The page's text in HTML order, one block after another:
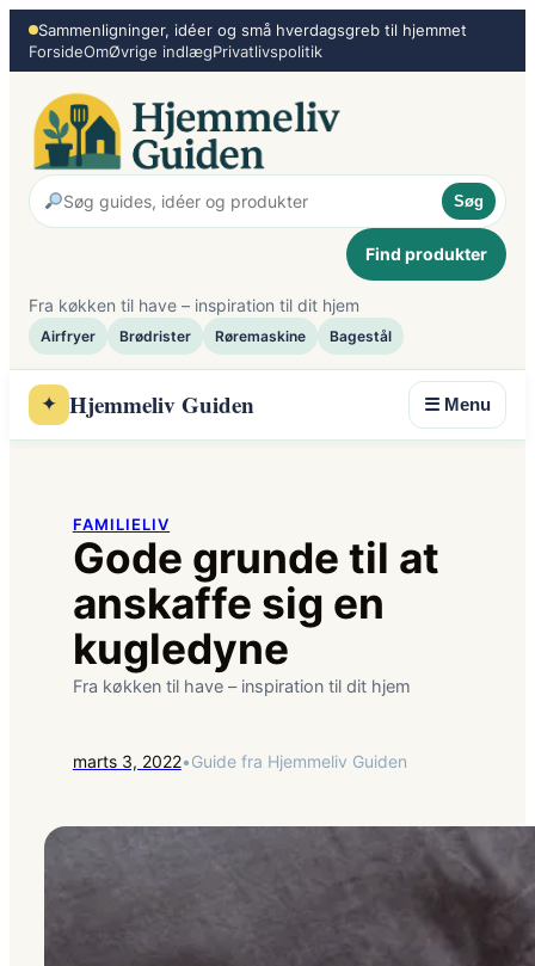
Spring
Sammenligninger, idéer og små hverdagsgreb til hjemmet
ForsideOmØvrige indlægPrivatlivspolitik
Søg
Find produkter
Fra køkken til have – inspiration til dit hjem
Airfryer Brødrister Røremaskine Bagestål
✦ Hjemmeliv Guiden ☰ Menu
FAMILIELIV
Gode grunde til at
anskaffe sig en
kugledyne
Fra køkken til have – inspiration til dit hjem
marts 3, 2022•Guide fra Hjemmeliv Guiden